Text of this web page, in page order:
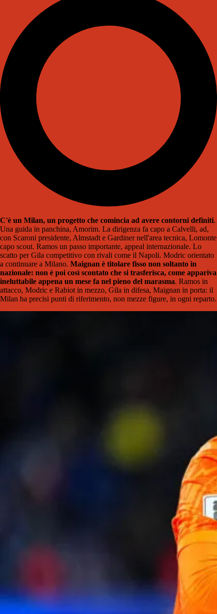
C'è un Milan, un progetto che comincia ad avere contorni definiti.
Una guida in panchina, Amorim. La dirigenza fa capo a Calvelli, ad,
con Scaroni presidente, Almstadt e Gardiner nell'area tecnica, Lomonte
capo scout. Ramos un passo importante, appeal internazionale. Lo
scatto per Gila competitivo con rivali come il Napoli. Modric orientato
a continuare a Milano. Maignan è titolare fisso non soltanto in
nazionale: non è poi così scontato che si trasferisca, come appariva
ineluttabile appena un mese fa nel pieno del marasma. Ramos in
attacco, Modric e Rabiot in mezzo, Gila in difesa, Maignan in porta: il
Milan ha precisi punti di riferimento, non mezze figure, in ogni reparto.